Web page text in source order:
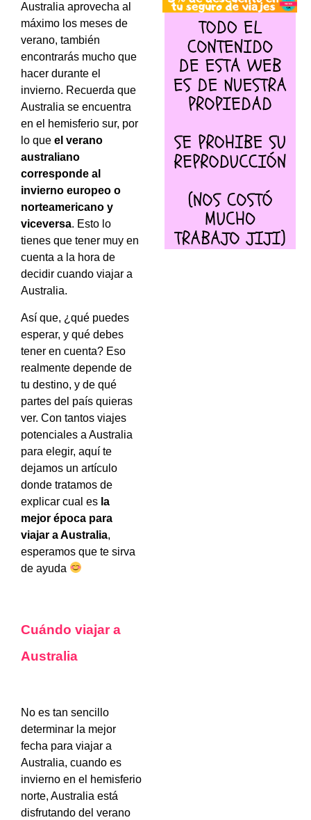
Australia aprovecha al
máximo los meses de
verano, también
encontrarás mucho que
hacer durante el
invierno. Recuerda que
Australia se encuentra
en el hemisferio sur, por
lo que el verano
australiano
corresponde al
invierno europeo o
norteamericano y
viceversa. Esto lo
tienes que tener muy en
cuenta a la hora de
decidir cuando viajar a
Australia.
Así que, ¿qué puedes
esperar, y qué debes
tener en cuenta? Eso
realmente depende de
tu destino, y de qué
partes del país quieras
ver. Con tantos viajes
potenciales a Australia
para elegir, aquí te
dejamos un artículo
donde tratamos de
explicar cual es la
mejor época para
viajar a Australia,
esperamos que te sirva
de ayuda
Cuándo viajar a
Australia
No es tan sencillo
determinar la mejor
fecha para viajar a
Australia, cuando es
invierno en el hemisferio
norte, Australia está
disfrutando del verano